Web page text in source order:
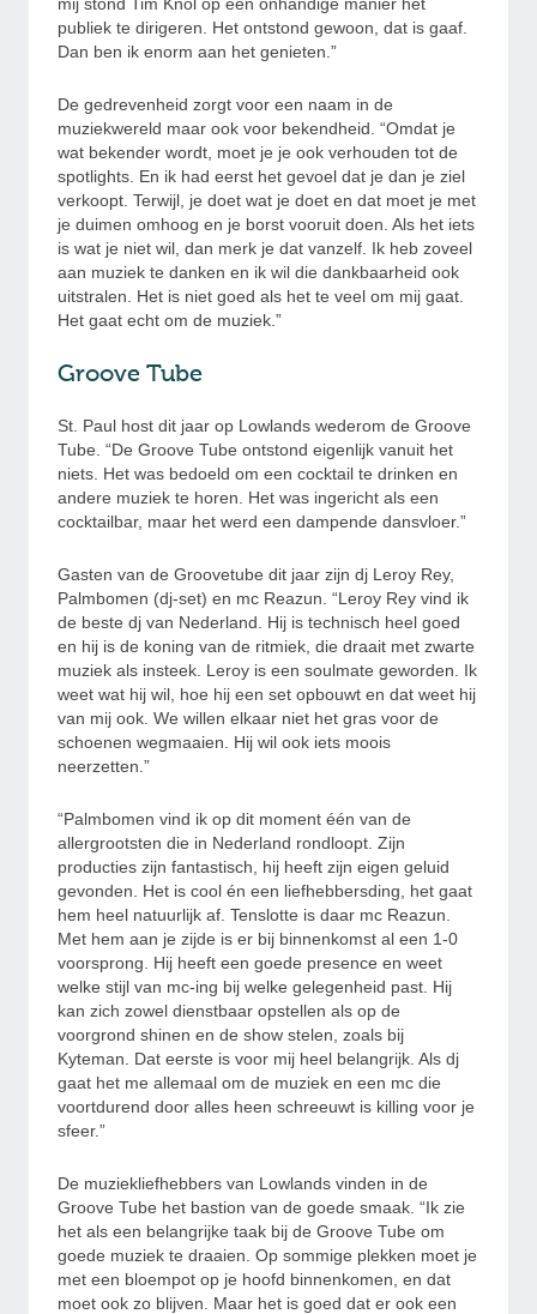
publiek te dirigeren. Het ontstond gewoon, dat is gaaf.
Dan ben ik enorm aan het genieten.”
De gedrevenheid zorgt voor een naam in de
muziekwereld maar ook voor bekendheid. “Omdat je
wat bekender wordt, moet je je ook verhouden tot de
spotlights. En ik had eerst het gevoel dat je dan je ziel
verkoopt. Terwijl, je doet wat je doet en dat moet je met
je duimen omhoog en je borst vooruit doen. Als het iets
is wat je niet wil, dan merk je dat vanzelf. Ik heb zoveel
aan muziek te danken en ik wil die dankbaarheid ook
uitstralen. Het is niet goed als het te veel om mij gaat.
Het gaat echt om de muziek.”
Groove Tube
St. Paul host dit jaar op Lowlands wederom de Groove
Tube. “De Groove Tube ontstond eigenlijk vanuit het
niets. Het was bedoeld om een cocktail te drinken en
andere muziek te horen. Het was ingericht als een
cocktailbar, maar het werd een dampende dansvloer.”
Gasten van de Groovetube dit jaar zijn dj Leroy Rey,
Palmbomen (dj-set) en mc Reazun. “Leroy Rey vind ik
de beste dj van Nederland. Hij is technisch heel goed
en hij is de koning van de ritmiek, die draait met zwarte
muziek als insteek. Leroy is een soulmate geworden. Ik
weet wat hij wil, hoe hij een set opbouwt en dat weet hij
van mij ook. We willen elkaar niet het gras voor de
schoenen wegmaaien. Hij wil ook iets moois
neerzetten.”
“Palmbomen vind ik op dit moment één van de
allergrootsten die in Nederland rondloopt. Zijn
producties zijn fantastisch, hij heeft zijn eigen geluid
gevonden. Het is cool én een liefhebbersding, het gaat
hem heel natuurlijk af. Tenslotte is daar mc Reazun.
Met hem aan je zijde is er bij binnenkomst al een 1-0
voorsprong. Hij heeft een goede presence en weet
welke stijl van mc-ing bij welke gelegenheid past. Hij
kan zich zowel dienstbaar opstellen als op de
voorgrond shinen en de show stelen, zoals bij
Kyteman. Dat eerste is voor mij heel belangrijk. Als dj
gaat het me allemaal om de muziek en een mc die
voortdurend door alles heen schreeuwt is killing voor je
sfeer.”
De muziekliefhebbers van Lowlands vinden in de
Groove Tube het bastion van de goede smaak. “Ik zie
het als een belangrijke taak bij de Groove Tube om
goede muziek te draaien. Op sommige plekken moet je
met een bloempot op je hoofd binnenkomen, en dat
moet ook zo blijven. Maar het is goed dat er ook een